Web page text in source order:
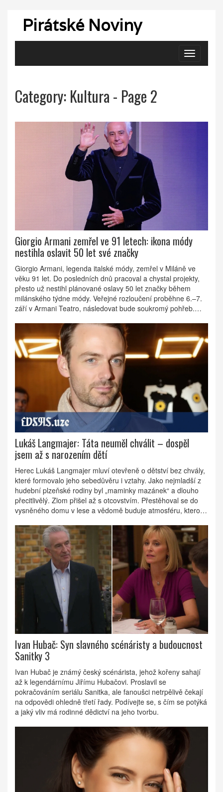
Pirátské Noviny
Zobrazit
navigaci
Category: Kultura - Page 2
Giorgio Armani zemřel ve 91 letech: ikona módy
nestihla oslavit 50 let své značky
Giorgio Armani, legenda italské módy, zemřel v Miláně ve
věku 91 let. Do posledních dnů pracoval a chystal projekty,
přesto už nestihl plánované oslavy 50 let značky během
milánského týdne módy. Veřejné rozloučení proběhne 6.–7.
září v Armani Teatro, následovat bude soukromý pohřeb.
oděvy a zasáhlo hotely, parfémy i design.
Lukáš Langmajer: Táta neuměl chválit – dospěl
jsem až s narozením dětí
Herec Lukáš Langmajer mluví otevřeně o dětství bez chvály,
které formovalo jeho sebedůvěru i vztahy. Jako nejmladší z
hudební plzeňské rodiny byl „maminky mazánek“ a dlouho
přecitlivělý. Zlom přišel až s otcovstvím. Přestěhoval se do
vysněného domu v lese a vědomě buduje atmosféru, kterou
Ivan Hubač: Syn slavného scénáristy a budoucnost
Sanitky 3
Ivan Hubač je známý český scénárista, jehož kořeny sahají
až k legendárnímu Jiřímu Hubačovi. Proslavil se
pokračováním seriálu Sanitka, ale fanoušci netrpělivě čekají
na odpovědi ohledně třetí řady. Podívejte se, s čím se potýká
a jaký vliv má rodinné dědictví na jeho tvorbu.